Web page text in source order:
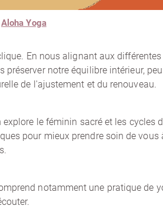
Aloha Yoga
En nous alignant aux
préserver notre équilibre intérieur,
de l'ajustement et du renouveau.
explore le féminin sacré et les
pour mieux prendre soin de
notamment une pratique de